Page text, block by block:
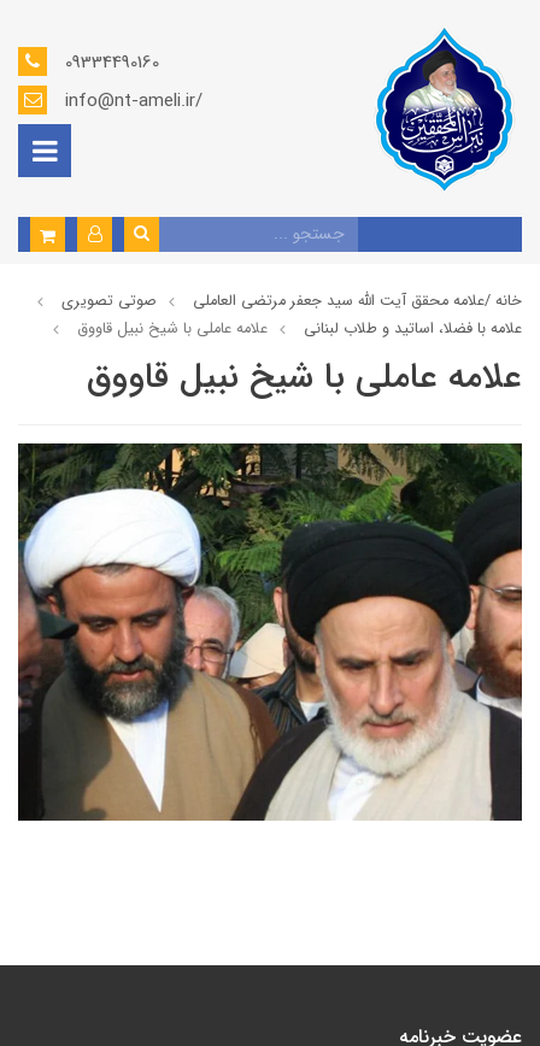
09334490160
info@nt-ameli.ir/
خانه /علامه محقق آیت الله سید جعفر مرتضی العاملی
صوتي تصويري
علامه با فضلا، اساتید و طلاب لبنانی
علامه عاملي با شيخ نبيل قاووق
علامه عاملي با شيخ نبيل قاووق
عضویت خبرنامه